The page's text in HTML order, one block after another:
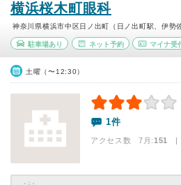
横浜桜木町眼科
神奈川県横浜市中区日ノ出町（日ノ出町駅、伊勢
駐車場あり ネット予約 マイナ受
土曜（〜12:30）
1件
アクセス数 7月:151 |